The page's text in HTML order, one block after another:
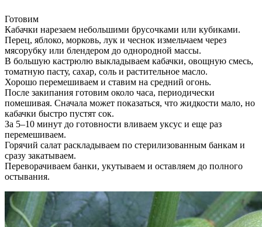
Готовим
Кабачки нарезаем небольшими брусочками или кубиками.
Перец, яблоко, морковь, лук и чеснок измельчаем через
мясорубку или блендером до однородной массы.
В большую кастрюлю выкладываем кабачки, овощную смесь,
томатную пасту, сахар, соль и растительное масло.
Хорошо перемешиваем и ставим на средний огонь.
После закипания готовим около часа, периодически
помешивая. Сначала может показаться, что жидкости мало, но
кабачки быстро пустят сок.
За 5–10 минут до готовности вливаем уксус и еще раз
перемешиваем.
Горячий салат раскладываем по стерилизованным банкам и
сразу закатываем.
Переворачиваем банки, укутываем и оставляем до полного
остывания.